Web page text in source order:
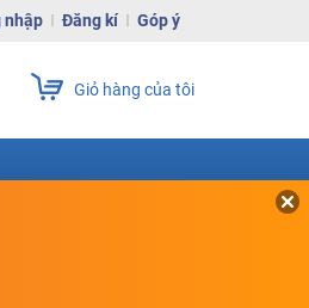
nhập Đăng kí Góp ý
Giỏ hàng của tôi